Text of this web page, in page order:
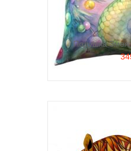
Подушка Змея